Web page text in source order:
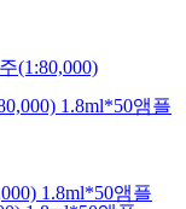
(1:80,000)
1.8ml*50앰플